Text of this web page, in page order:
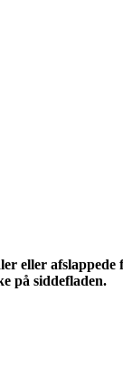
eller
på siddefladen.